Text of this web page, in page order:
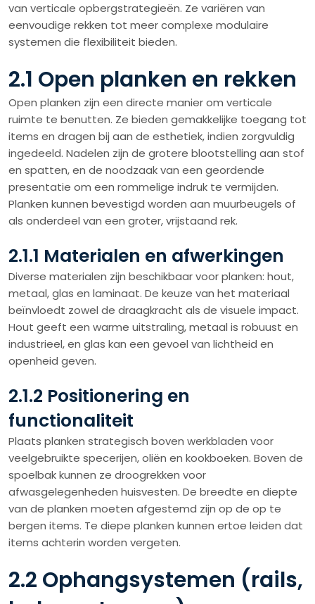
van verticale opbergstrategieën. Ze variëren van
eenvoudige rekken tot meer complexe modulaire
systemen die flexibiliteit bieden.
2.1 Open planken en rekken
Open planken zijn een directe manier om verticale
ruimte te benutten. Ze bieden gemakkelijke toegang tot
items en dragen bij aan de esthetiek, indien zorgvuldig
ingedeeld. Nadelen zijn de grotere blootstelling aan stof
en spatten, en de noodzaak van een geordende
presentatie om een rommelige indruk te vermijden.
Planken kunnen bevestigd worden aan muurbeugels of
als onderdeel van een groter, vrijstaand rek.
2.1.1 Materialen en afwerkingen
Diverse materialen zijn beschikbaar voor planken: hout,
metaal, glas en laminaat. De keuze van het materiaal
beïnvloedt zowel de draagkracht als de visuele impact.
Hout geeft een warme uitstraling, metaal is robuust en
industrieel, en glas kan een gevoel van lichtheid en
openheid geven.
2.1.2 Positionering en
functionaliteit
Plaats planken strategisch boven werkbladen voor
veelgebruikte specerijen, oliën en kookboeken. Boven de
spoelbak kunnen ze droogrekken voor
afwasgelegenheden huisvesten. De breedte en diepte
van de planken moeten afgestemd zijn op de op te
bergen items. Te diepe planken kunnen ertoe leiden dat
items achterin worden vergeten.
2.2 Ophangsystemen (rails,